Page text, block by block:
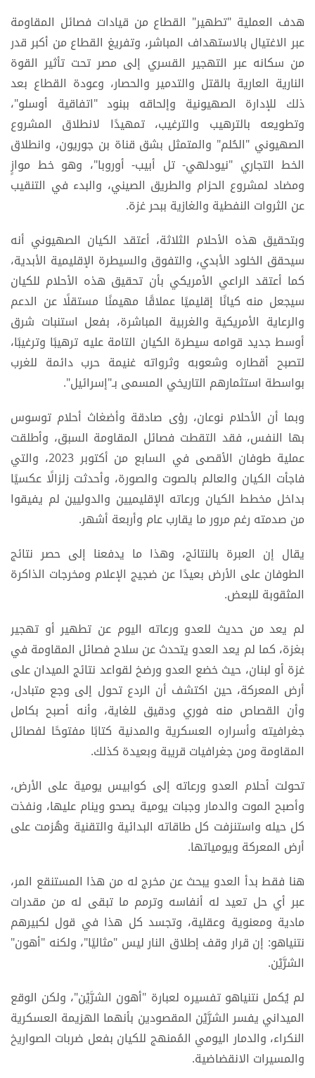
هدف العملية "تطهير" القطاع من قيادات فصائل المقاومة
عبر الاغتيال بالاستهداف المباشر، وتفريغ القطاع من أكبر قدر
من سكانه عبر التهجير القسري إلى مصر تحت تأثير القوة
النارية العارية بالقتل والتدمير والحصار، وعودة القطاع بعد
ذلك للإدارة الصهيونية وإلحاقه ببنود "اتفاقية أوسلو"،
وتطويعه بالترهيب والترغيب، تمهيدًا لانطلاق المشروع
الصهيوني "الحُلم" والمتمثل بشق قناة بن جوريون، وانطلاق
الخط التجاري "نيودلهي- تل أبيب- أوروبا"، وهو خط موازٍ
ومضاد لمشروع الحزام والطريق الصيني، والبدء في التنقيب
عن الثروات النفطية والغازية ببحر غزة.
وبتحقيق هذه الأحلام الثلاثة، أعتقد الكيان الصهيوني أنه
سيحقق الخلود الأبدي، والتفوق والسيطرة الإقليمية الأبدية،
كما أعتقد الراعي الأمريكي بأن تحقيق هذه الأحلام للكيان
سيجعل منه كيانًا إقليميًا عملاقًا مهيمنًا مستقلًا عن الدعم
والرعاية الأمريكية والغربية المباشرة، بفعل استنبات شرق
أوسط جديد قوامه سيطرة الكيان التامة عليه ترهيبًا وترغيبًا،
لتصبح أقطاره وشعوبه وثرواته غنيمة حرب دائمة للغرب
بواسطة استثمارهم التاريخي المسمى بـ"إسرائيل".
وبما أن الأحلام نوعان، رؤى صادقة وأضغاث أحلام توسوس
بها النفس، فقد التقطت فصائل المقاومة السبق، وأطلقت
عملية طوفان الأقصى في السابع من أكتوبر 2023، والتي
فاجأت الكيان والعالم بالصوت والصورة، وأحدثت زلزالًا عكسيًا
بداخل مخطط الكيان ورعاته الإقليميين والدوليين لم يفيقوا
من صدمته رغم مرور ما يقارب عام وأربعة أشهر.
يقال إن العبرة بالنتائج، وهذا ما يدفعنا إلى حصر نتائج
الطوفان على الأرض بعيدًا عن ضجيج الإعلام ومخرجات الذاكرة
المثقوبة للبعض.
لم يعد من حديث للعدو ورعاته اليوم عن تطهير أو تهجير
بغزة، كما لم يعد العدو يتحدث عن سلاح فصائل المقاومة في
غزة أو لبنان، حيث خضع العدو ورضخ لقواعد نتائج الميدان على
أرض المعركة، حين اكتشف أن الردع تحول إلى وجع متبادل،
وأن القصاص منه فوري ودقيق للغاية، وأنه أصبح بكامل
جغرافيته وأسراره العسكرية والمدنية كتابًا مفتوحًا لفصائل
المقاومة ومن جغرافيات قريبة وبعيدة كذلك.
تحولت أحلام العدو ورعاته إلى كوابيس يومية على الأرض،
وأصبح الموت والدمار وجبات يومية يصحو وينام عليها، ونفذت
كل حيله واستنزفت كل طاقاته البدائية والتقنية وهُزمت على
أرض المعركة ويومياتها.
هنا فقط بدأ العدو يبحث عن مخرج له من هذا المستنقع المر،
عبر أي حل تعيد له أنفاسه وترمم ما تبقى له من مقدرات
مادية ومعنوية وعقلية، وتجسد كل هذا في قول لكبيرهم
نتنياهو: إن قرار وقف إطلاق النار ليس "مثاليًا"، ولكنه "أهون"
الشرَّيْن.
لم يُكمل نتنياهو تفسيره لعبارة "أهون الشرَّيْن"، ولكن الوقع
الميداني يفسر الشرَّيْن المقصودين بأنهما الهزيمة العسكرية
النكراء، والدمار اليومي المُمنهج للكيان بفعل ضربات الصواريخ
والمسيرات الانقضاضية.